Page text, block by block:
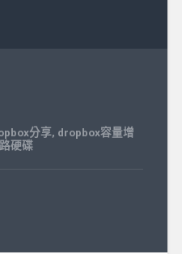
分享, dropbox容量增
硬碟